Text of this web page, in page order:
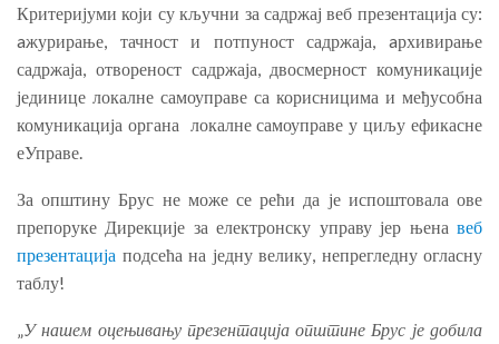
Критеријуми који су кључни за садржај веб презентација су:
aжурирање, тачност и потпуност садржаја, aрхивирање
садржаја, отвореност садржаја, двосмерност комуникације
јединице локалне самоуправе са корисницима и међусобна
комуникација органа локалне самоуправе у циљу ефикасне
еУправе.
За општину Брус не може се рећи да је испоштовала ове
препоруке Дирекције за електронску управу јер њена веб
презентација подсећа на једну велику, непрегледну огласну
таблу!
„У нашем оцењивању презентација општине Брус је добила